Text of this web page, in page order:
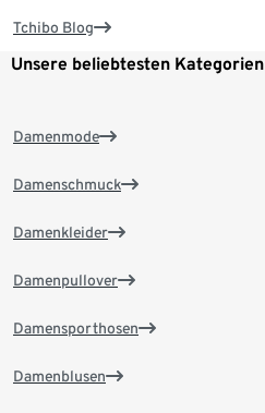
Tchibo Blog
Unsere beliebtesten Kategorien
Damenmode
Damenschmuck
Damenkleider
Damenpullover
Damensporthosen
Damenblusen